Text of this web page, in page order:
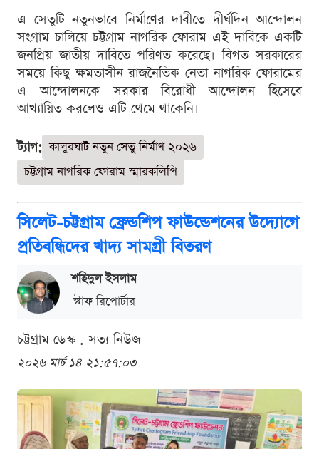
এ সেতুটি নতুনভাবে নির্মাণের দাবীতে দীর্ঘদিন আন্দোলন
সংগ্রাম চালিয়ে চট্টগ্রাম নাগরিক ফোরাম এই দাবিকে একটি
জনপ্রিয় জাতীয় দাবিতে পরিণত করেছে। বিগত সরকারের
সময়ে কিছু ক্ষমতাসীন রাজনৈতিক নেতা নাগরিক ফোরামের
এ আন্দোলনকে সরকার বিরোধী আন্দোলন হিসেবে
আখ্যায়িত করলেও এটি থেমে থাকেনি।
ট্যাগ: কালুরঘাট নতুন সেতু নির্মাণ ২০২৬
চট্টগ্রাম নাগরিক ফোরাম স্মারকলিপি
সিলেট-চট্টগ্রাম ফ্রেন্ডশিপ ফাউন্ডেশনের উদ্যোগে
প্রতিবন্ধিদের খাদ্য সামগ্রী বিতরণ
শ‌হিদুল ইসলাম
স্টাফ রিপোর্টার
চট্টগ্রাম ডেস্ক . সত্য নিউজ
২০২৬ মার্চ ১৪ ২১:৫৭:০৩